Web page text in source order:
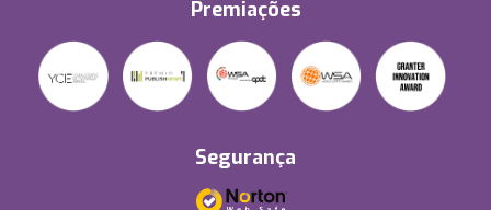
Premiações
Segurança